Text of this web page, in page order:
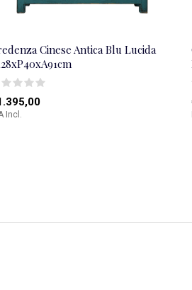
Cinese Antica Blu Lucida
Incl.